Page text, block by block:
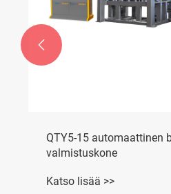
QTY5-15 automaattinen
valmistuskone
Katso lisää >>
